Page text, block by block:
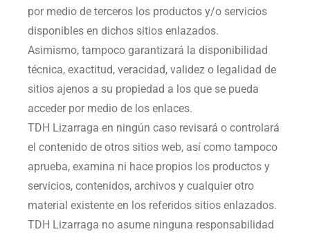
por medio de terceros los productos y/o servicios
disponibles en dichos sitios enlazados.
Asimismo, tampoco garantizará la disponibilidad
técnica, exactitud, veracidad, validez o legalidad de
sitios ajenos a su propiedad a los que se pueda
acceder por medio de los enlaces.
TDH Lizarraga en ningún caso revisará o controlará
el contenido de otros sitios web, así como tampoco
aprueba, examina ni hace propios los productos y
servicios, contenidos, archivos y cualquier otro
material existente en los referidos sitios enlazados.
TDH Lizarraga no asume ninguna responsabilidad